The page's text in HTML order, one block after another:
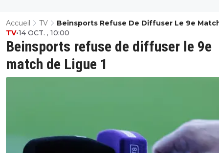
Accueil TV
Beinsports Refuse De Diffuser Le 9e
Ligue 1
Beinsports refuse de diffuser le 9e
match de Ligue 1
TV•14 OCT. , 10:00